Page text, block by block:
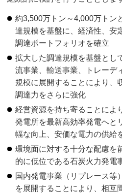
約3,500万トン～4,000万トン
達規模を基盤に、経済性、安
調達ポートフォリオを確立
拡大した調達規模を基盤とし
流事業、輸送事業、トレーデ
規模に展開することにより、
調達力をさらに強化
経営資源を持ち寄ることによ
発電所を最新高効率発電へと
幅な向上、安価な電力の供給
環境面に対する十分な配慮を
的に低位である石炭火力発電
国内発電事業（リプレース等
を展開することにより、相互